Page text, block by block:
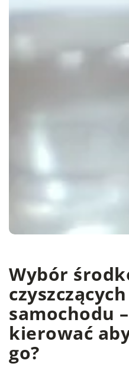
Wybór
samochodu
kierować
go?